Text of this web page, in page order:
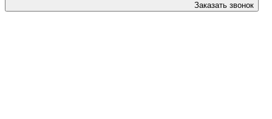
Заказать звонок